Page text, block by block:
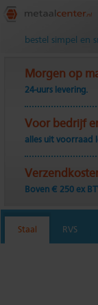
Metaalcenter.nl
bestel simpel en
Morgen op
24-uurs levering.
Voor bedrijf
alles uit voorraad
Boven € 250 ex
Staal RVS